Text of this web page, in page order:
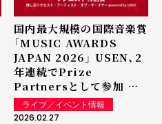
国内最大規模の国際音楽賞
「MUSIC AWARDS
JAPAN 2026」 USEN、2
年連続でPrize
Partnersとして参加 リ
クエスト特別賞「推し活リ
クエスト・アーティスト・
ライブ／イベント情報
2026.02.27